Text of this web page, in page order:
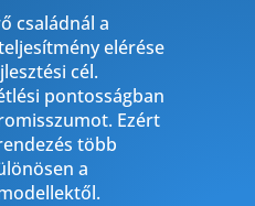
családnál a
elérése
cél.
pontosságban
Ezért
több
a